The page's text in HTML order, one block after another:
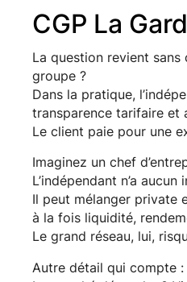
CGP La
La question revient
groupe ?
Dans la pratique,
transparence tarifaire et
Le client paie pour une
Imaginez un chef
L’indépendant n’a
Il peut mélanger private
à la fois liquidité,
Le grand réseau, lui,
Autre détail qui compte